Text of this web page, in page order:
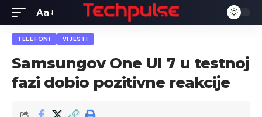
Font
Resizer
Aa
TELEFONI VIJESTI
Samsungov One UI 7 u testnoj
fazi dobio pozitivne reakcije